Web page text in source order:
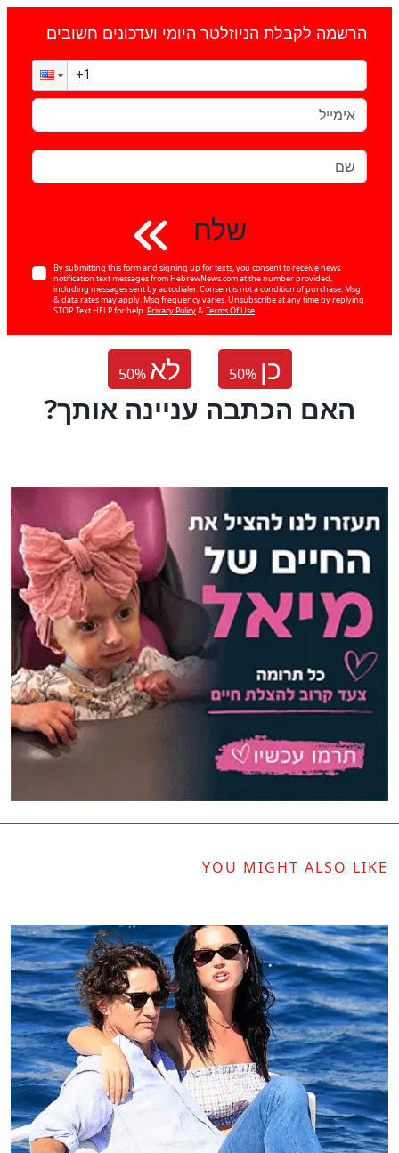
הרשמה לקבלת הניוזלטר היומי ועדכונים חשובים
שלח
By submitting this form and signing up for texts, you consent to receive news
notification text messages from HebrewNews.com at the number provided,
including messages sent by autodialer. Consent is not a condition of purchase. Msg
& data rates may apply. Msg frequency varies. Unsubscribe at any time by replying
STOP. Text HELP for help. Privacy Policy& Terms Of Use
50% לא 50% כן
?האם הכתבה עניינה אותך
YOU MIGHT ALSO LIKE